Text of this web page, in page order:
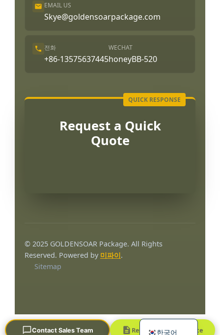
EMAIL US
Skye@goldensoarpackage.com
전화
+86-13575637445
WECHAT
honeyBB-520
Request a Quick
Quote
© 2025 GOLDENSOAR Package. All Rights
Reserved. Powered by 미파이.
Sitemap
Contact Sales Team Request a Quick Quote
한국어
English